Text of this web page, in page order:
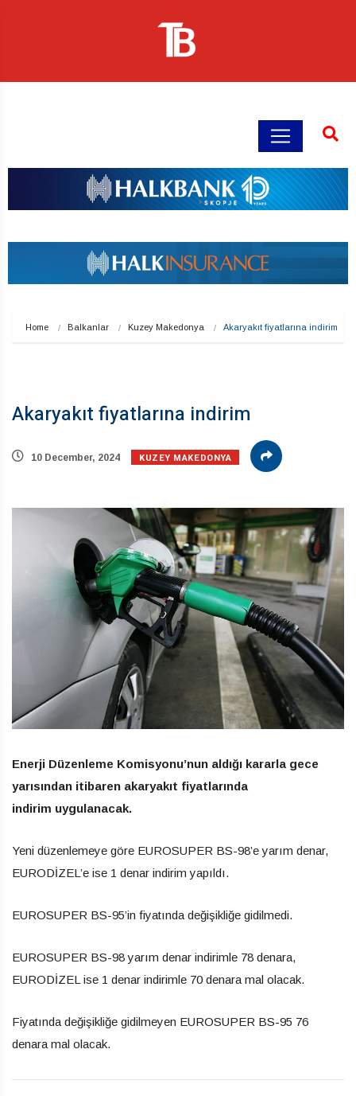
Home Balkanlar Kuzey Makedonya Akaryakıt fiyatlarına indirim
Akaryakıt fiyatlarına indirim
10 December, 2024 KUZEY MAKEDONYA
Enerji Düzenleme Komisyonu’nun aldığı kararla gece
yarısından itibaren akaryakıt fiyatlarında
indirim uygulanacak.
Yeni düzenlemeye göre EUROSUPER BS-98’e yarım denar,
EURODİZEL’e ise 1 denar indirim yapıldı.
EUROSUPER BS-95’in fiyatında değişikliğe gidilmedi.
EUROSUPER BS-98 yarım denar indirimle 78 denara,
EURODİZEL ise 1 denar indirimle 70 denara mal olacak.
Fiyatında değişikliğe gidilmeyen EUROSUPER BS-95 76
denara mal olacak.